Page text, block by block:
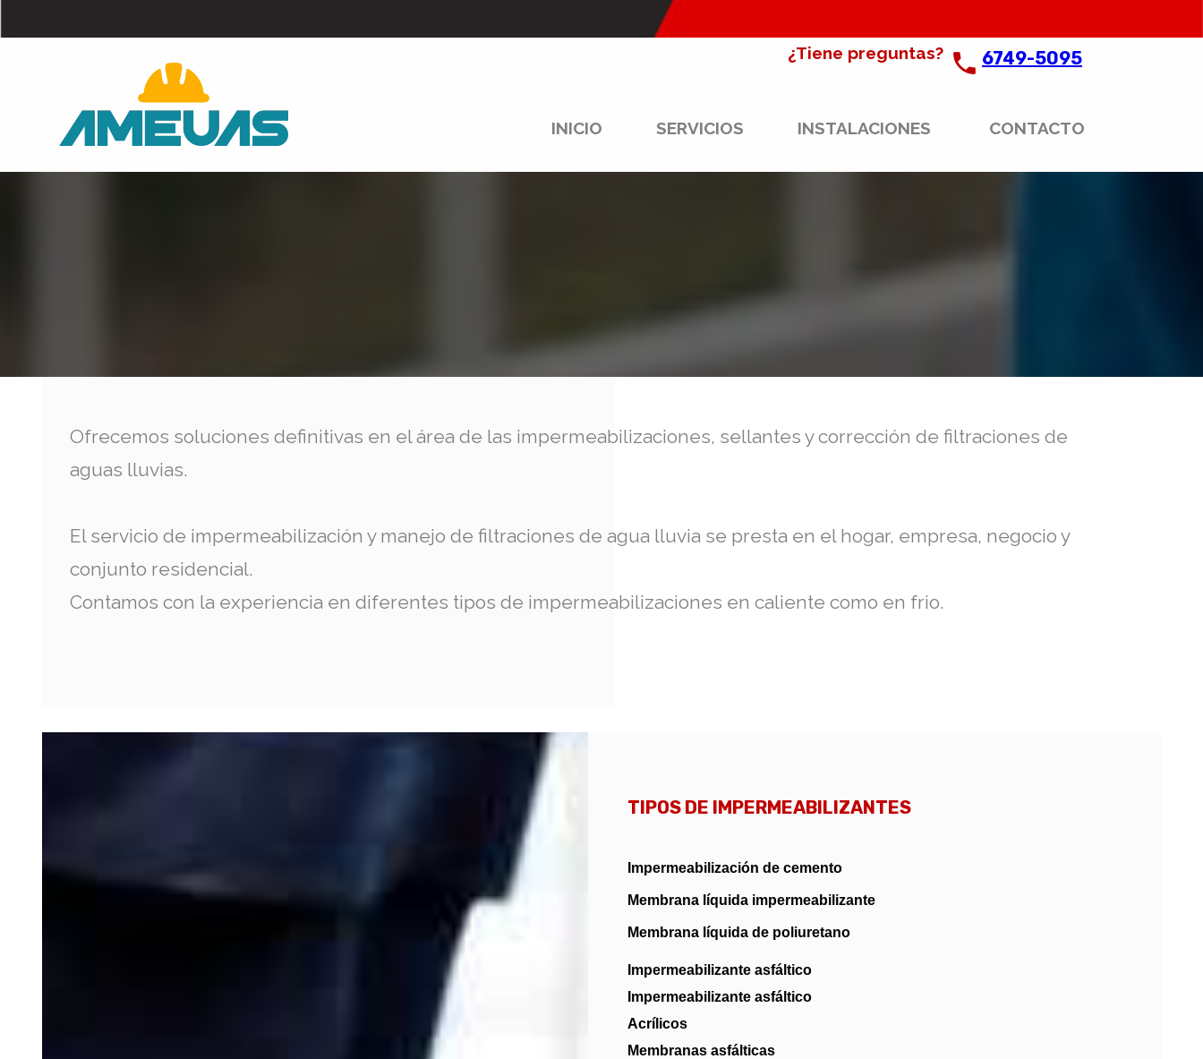
TIPOS DE IMPERMEABILIZANTES
Impermeabilización de cemento
Membrana líquida impermeabilizante
Membrana líquida de poliuretano
Impermeabilizante asfáltico
Impermeabilizante asfáltico
Acrílicos
Membranas asfálticas
Ofrecemos soluciones definitivas en el área de las impermeabilizaciones, sellantes y corrección de filtraciones de
aguas lluvias.
El servicio de impermeabilización y manejo de filtraciones de agua lluvia se presta en el hogar, empresa, negocio y
conjunto residencial.
Contamos con la experiencia en diferentes tipos de impermeabilizaciones en caliente como en frio.
¿Tiene preguntas?
INICIO SERVICIOS INSTALACIONES CONTACTO
6749-5095